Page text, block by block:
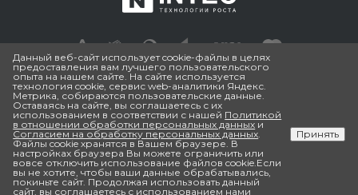
© 2026 ESTRADA PRO, Зарегистрированный товарный знак.
Все права защищены. Информация, размещенная на
нашем сайте, а именно цена товара, комплектация и
технические характеристики товаров, носит
информационный характер и не является публичной
офертой, (в связи с этим может изменяться без
предупреждения) определяемой положениями Статьи 437
Данный веб-сайт использует cookie-файлы в целях
предоставления вам лучшего пользовательского
опыта на нашем сайте. На сайте используется
технология cookie, сервис web-аналитики Яндекс.
Метрика, собираются пользовательские данные.
Оставаясь на сайте, вы соглашаетесь с их
использованием в соответствии с нашей Политикой
в отношении обработки персональных данных и
Согласием на обработку персональных данных.
Файлы cookie хранятся в Вашем браузере. В
настройках браузера Вы можете ограничить или
вовсе отключить использование файлов cookie.Если
вы не хотите, чтобы ваши данные обрабатывались,
покиньте сайт. Продолжая использовать данный
сайт, вы соглашаетесь с использованием нами
Принять